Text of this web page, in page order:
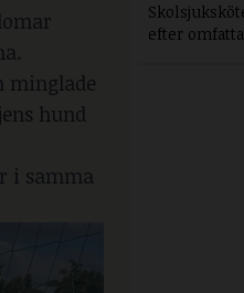
minglade
hund
i samma
efter